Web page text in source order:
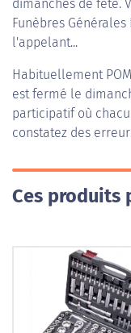
dimanches de fête.
Funèbres
l'appelant...
Habituellement
est fermé le
participatif où
constatez des
Ces produits